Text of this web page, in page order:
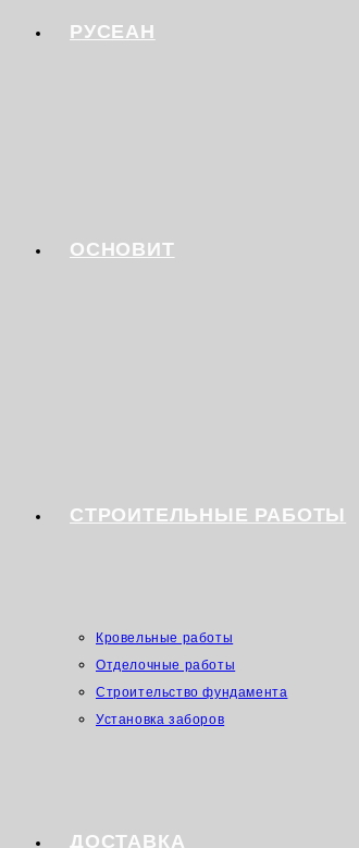
РУСЕАН
ОСНОВИТ
СТРОИТЕЛЬНЫЕ РАБОТЫ
Кровельные работы
Отделочные работы
Строительство фундамента
Установка заборов
ДОСТАВКА